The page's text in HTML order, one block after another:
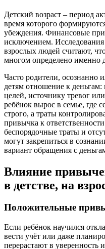
Детский возраст – период
время которого
убеждения. Финансовые
исключением.
взрослых людей считают,
многом определено именно
Часто родители, осознанно
детям отношение к деньгам:
целей, источнику тревог
ребёнок вырос в семье, где
строго, а траты
привычка к
беспорядочные траты и
могут закрепиться в
вариант обращения с
Влияние
в детстве, на
Положительные
Если ребёнок научился
вести учёт или даже
перерастают в уверенность